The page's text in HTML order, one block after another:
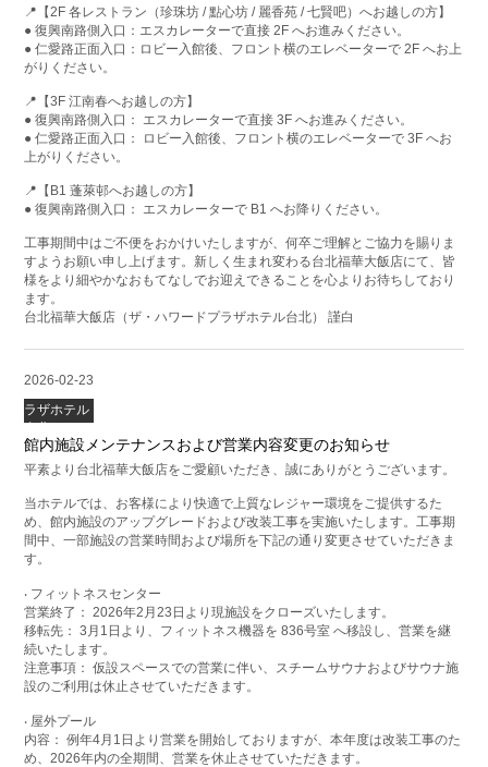
📍【2F 各レストラン（珍珠坊 / 點心坊 / 麗香苑 / 七賢吧）へお越しの方】
● 復興南路側入口：エスカレーターで直接 2F へお進みください。
● 仁愛路正面入口：ロビー入館後、フロント横のエレベーターで 2F へお上
がりください。
📍【3F 江南春へお越しの方】
● 復興南路側入口： エスカレーターで直接 3F へお進みください。
● 仁愛路正面入口： ロビー入館後、フロント横のエレベーターで 3F へお
上がりください。
📍【B1 蓬萊邨へお越しの方】
● 復興南路側入口： エスカレーターで B1 へお降りください。
工事期間中はご不便をおかけいたしますが、何卒ご理解とご協力を賜りま
すようお願い申し上げます。新しく生まれ変わる台北福華大飯店にて、皆
様をより細やかなおもてなしでお迎えできることを心よりお待ちしており
ます。
台北福華大飯店（ザ・ハワードプラザホテル台北） 謹白
2026-02-23
ラザホテル
館内施設メンテナンスおよび営業内容変更のお知らせ
平素より台北福華大飯店をご愛顧いただき、誠にありがとうございます。
当ホテルでは、お客様により快適で上質なレジャー環境をご提供するた
め、館内施設のアップグレードおよび改装工事を実施いたします。工事期
間中、一部施設の営業時間および場所を下記の通り変更させていただきま
す。
‧ フィットネスセンター
営業終了： 2026年2月23日より現施設をクローズいたします。
移転先： 3月1日より、フィットネス機器を 836号室 へ移設し、営業を継
続いたします。
注意事項： 仮設スペースでの営業に伴い、スチームサウナおよびサウナ施
設のご利用は休止させていただきます。
‧ 屋外プール
内容： 例年4月1日より営業を開始しておりますが、本年度は改装工事のた
め、2026年内の全期間、営業を休止させていただきます。